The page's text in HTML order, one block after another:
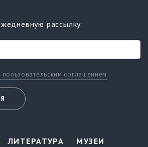
рассылку:
пользовательским соглашением
ЛИТЕРАТУРА
МУЗЕИ